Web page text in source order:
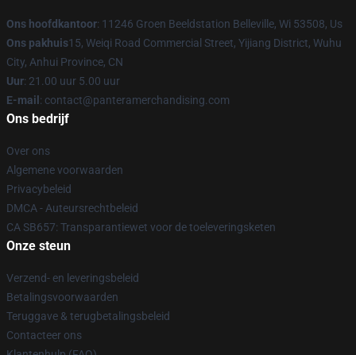
Ons hoofdkantoor: 11246 Groen Beeldstation Belleville, Wi 53508, Us
Ons pakhuis15, Weiqi Road Commercial Street, Yijiang District, Wuhu
City, Anhui Province, CN
Uur: 21.00 uur 5.00 uur
E-mail : contact@panteramerchandising.com
Ons bedrijf
Over ons
Algemene voorwaarden
Privacybeleid
DMCA - Auteursrechtbeleid
CA SB657: Transparantiewet voor de toeleveringsketen
Onze steun
Verzend- en leveringsbeleid
Betalingsvoorwaarden
Teruggave & terugbetalingsbeleid
Contacteer ons